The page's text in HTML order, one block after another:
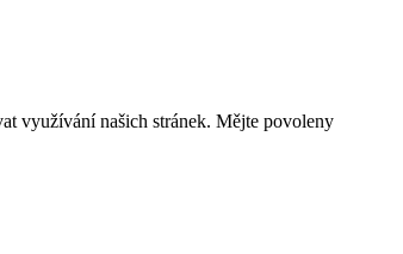
využívání našich stránek. Mějte povoleny